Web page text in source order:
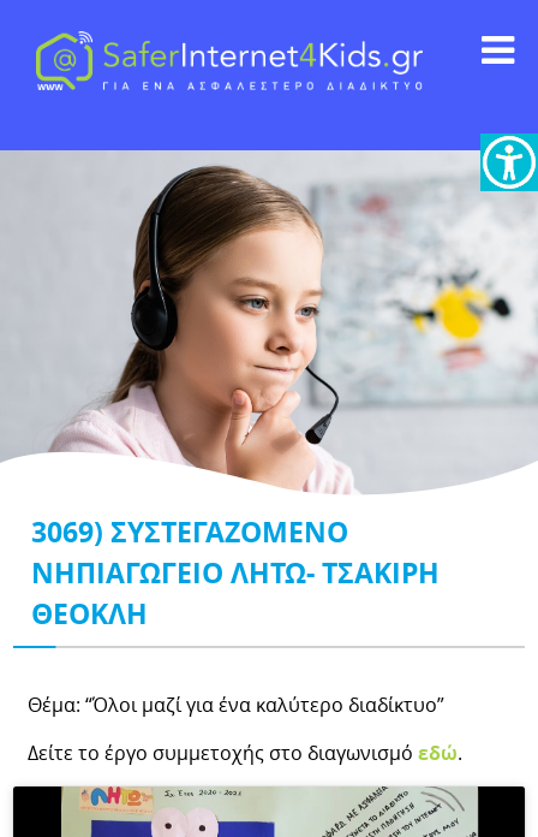
3069) ΣΥΣΤΕΓΑΖΟΜΕΝΟ
ΝΗΠΙΑΓΩΓΕΙΟ ΛΗΤΩ- ΤΣΑΚΙΡΗ
ΘΕΟΚΛΗ
Θέμα: “Όλοι μαζί για ένα καλύτερο διαδίκτυο”
Δείτε το έργο συμμετοχής στο διαγωνισμόεδώ.